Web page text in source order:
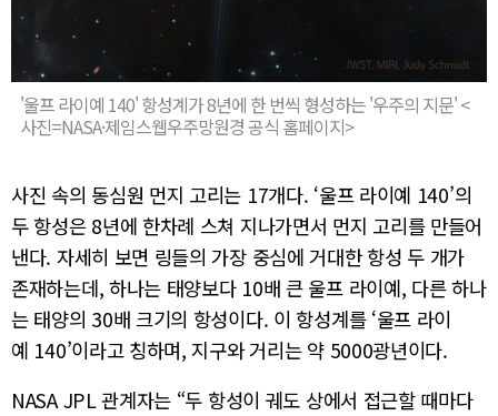
'울프 라이예 140' 항성계가 8년에 한 번씩 형성하는 '우주의 지문' <
사진=NASA·제임스웹우주망원경 공식 홈페이지>
사진 속의 동심원 먼지 고리는 17개다. ‘울프 라이예 140’의
두 항성은 8년에 한차례 스쳐 지나가면서 먼지 고리를 만들어
낸다. 자세히 보면 링들의 가장 중심에 거대한 항성 두 개가
존재하는데, 하나는 태양보다 10배 큰 울프 라이예, 다른 하나
는 태양의 30배 크기의 항성이다. 이 항성계를 ‘울프 라이
예 140’이라고 칭하며, 지구와 거리는 약 5000광년이다.
NASA JPL 관계자는 “두 항성이 궤도 상에서 접근할 때마다